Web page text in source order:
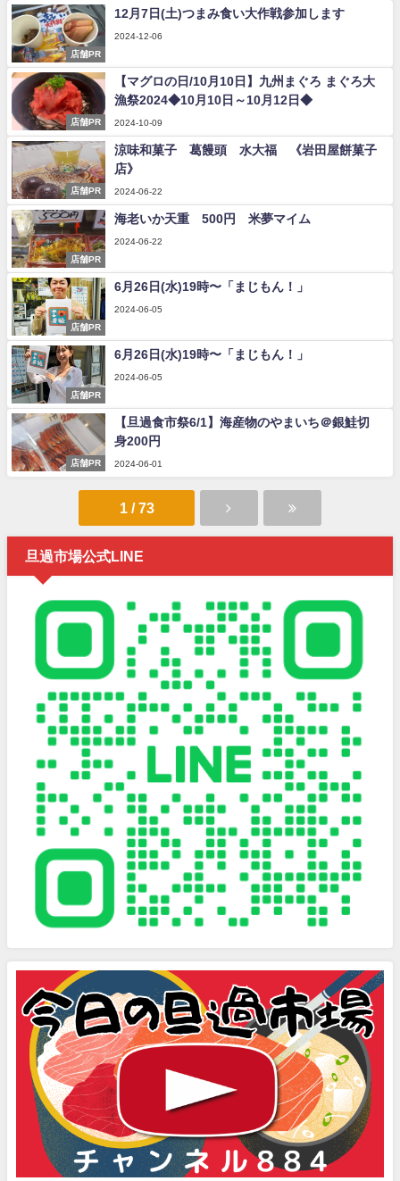
店舗PR
12月7日(土)つまみ食い大作戦参加します
2024-12-06
店舗PR
【マグロの日/10月10日】九州まぐろ まぐろ大
漁祭2024◆10月10日～10月12日◆
2024-10-09
店舗PR
涼味和菓子 葛饅頭 水大福 《岩田屋餅菓子
店》
2024-06-22
店舗PR
海老いか天重 500円 米夢マイム
2024-06-22
店舗PR
6月26日(水)19時〜「まじもん！」
2024-06-05
店舗PR
6月26日(水)19時〜「まじもん！」
2024-06-05
店舗PR
【旦過食市祭6/1】海産物のやまいち＠銀鮭切
身200円
2024-06-01
1 / 73
旦過市場公式LINE